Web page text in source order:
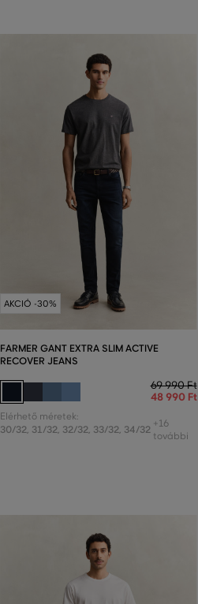
AKCIÓ -30%
FARMER GANT EXTRA SLIM ACTIVE
RECOVER JEANS
69 990 Ft
48 990 Ft
Elérhető méretek:
30/32, 31/32, 32/32, 33/32, 34/32 +16
további